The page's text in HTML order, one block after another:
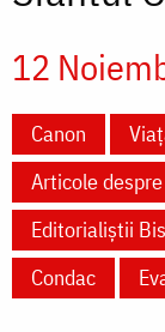
12
Canon
Articole
Editorialiștii
Condac